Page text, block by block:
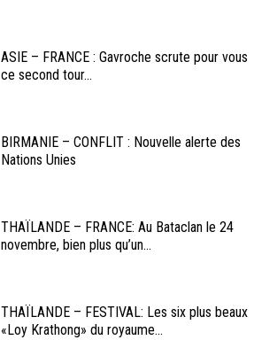
ASIE – FRANCE : Gavroche scrute pour vous
ce second tour...
BIRMANIE – CONFLIT : Nouvelle alerte des
Nations Unies
THAÏLANDE – FRANCE: Au Bataclan le 24
novembre, bien plus qu’un...
THAÏLANDE – FESTIVAL: Les six plus beaux
«Loy Krathong» du royaume...